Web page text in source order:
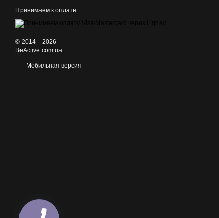
Принимаем к оплате
© 2014—2026
BeActive.com.ua
Мобильная версия